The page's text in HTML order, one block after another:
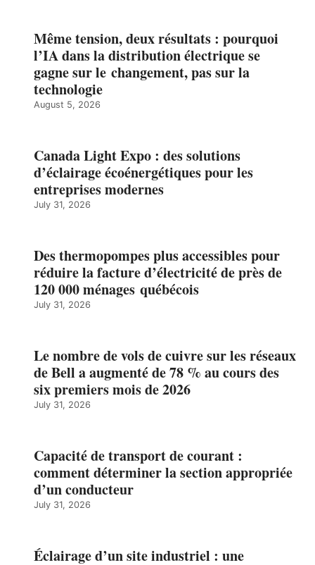
Même tension, deux résultats : pourquoi
l’IA dans la distribution électrique se
gagne sur le changement, pas sur la
technologie
August 5, 2026
Canada Light Expo : des solutions
d’éclairage écoénergétiques pour les
entreprises modernes
July 31, 2026
Des thermopompes plus accessibles pour
réduire la facture d’électricité de près de
120 000 ménages québécois
July 31, 2026
Le nombre de vols de cuivre sur les réseaux
de Bell a augmenté de 78 % au cours des
six premiers mois de 2026
July 31, 2026
Capacité de transport de courant :
comment déterminer la section appropriée
d’un conducteur
July 31, 2026
Éclairage d’un site industriel : une